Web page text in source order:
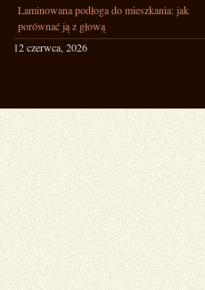
Laminowana podłoga do mieszkania: jak
porównać ją z głową
12 czerwca, 2026